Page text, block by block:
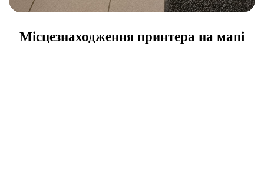
Місцезнаходження принтера на мапі